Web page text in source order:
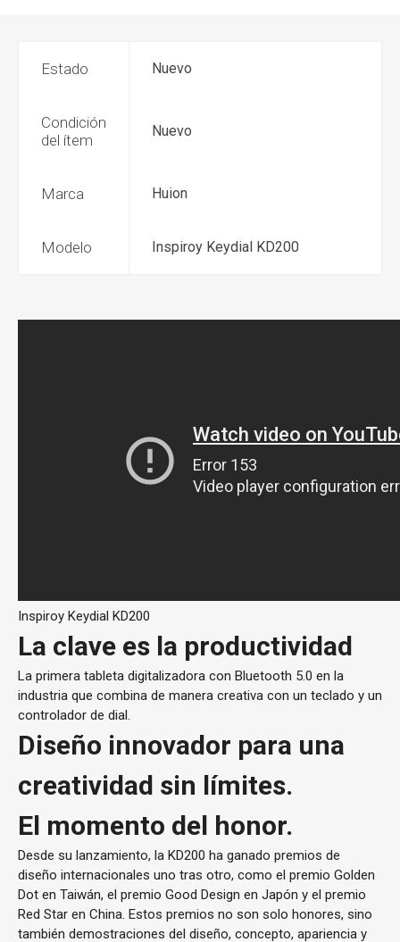
Estado Nuevo
Condición
del ítem
Nuevo
Marca Huion
Modelo Inspiroy Keydial KD200
Inspiroy Keydial KD200
La clave es la productividad
La primera tableta digitalizadora con Bluetooth 5.0 en la
industria que combina de manera creativa con un teclado y un
controlador de dial.
Diseño innovador para una
creatividad sin límites.
El momento del honor.
Desde su lanzamiento, la KD200 ha ganado premios de
diseño internacionales uno tras otro, como el premio Golden
Dot en Taiwán, el premio Good Design en Japón y el premio
Red Star en China. Estos premios no son solo honores, sino
también demostraciones del diseño, concepto, apariencia y